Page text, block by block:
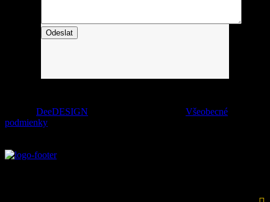
DeeDESIGN
Všeobecné
podmienky